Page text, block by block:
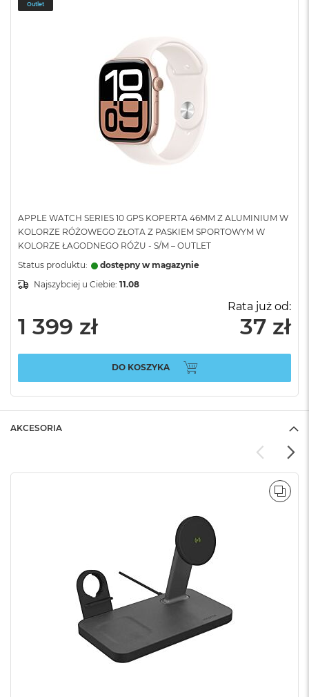
Outlet
APPLE WATCH SERIES 10 GPS KOPERTA 46MM Z ALUMINIUM W
KOLORZE RÓŻOWEGO ZŁOTA Z PASKIEM SPORTOWYM W
KOLORZE ŁAGODNEGO RÓŻU - S/M – OUTLET
Status produktu:
dostępny w magazynie
Najszybciej u Ciebie: 11.08
1 399 zł
Rata już od:
37 zł
DO KOSZYKA
AKCESORIA